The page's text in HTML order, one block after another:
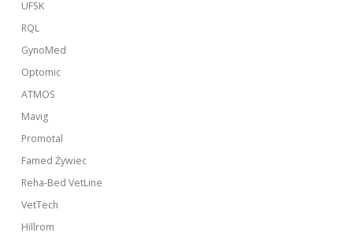
UFSK
RQL
GynoMed
Optomic
ATMOS
Mavig
Promotal
Famed Żywiec
Reha-Bed VetLine
VetTech
Hillrom